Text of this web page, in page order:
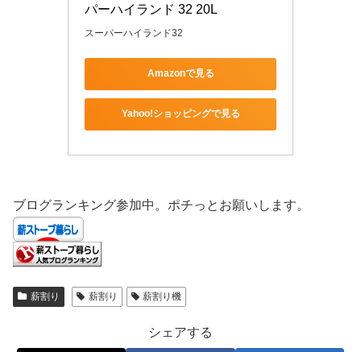
パーハイランド 32 20L
スーパーハイランド32
Amazonで見る
Yahoo!ショッピングで見る
ブログランキング参加中。ポチっとお願いします。
薪割り 薪割り 薪割り機
シェアする